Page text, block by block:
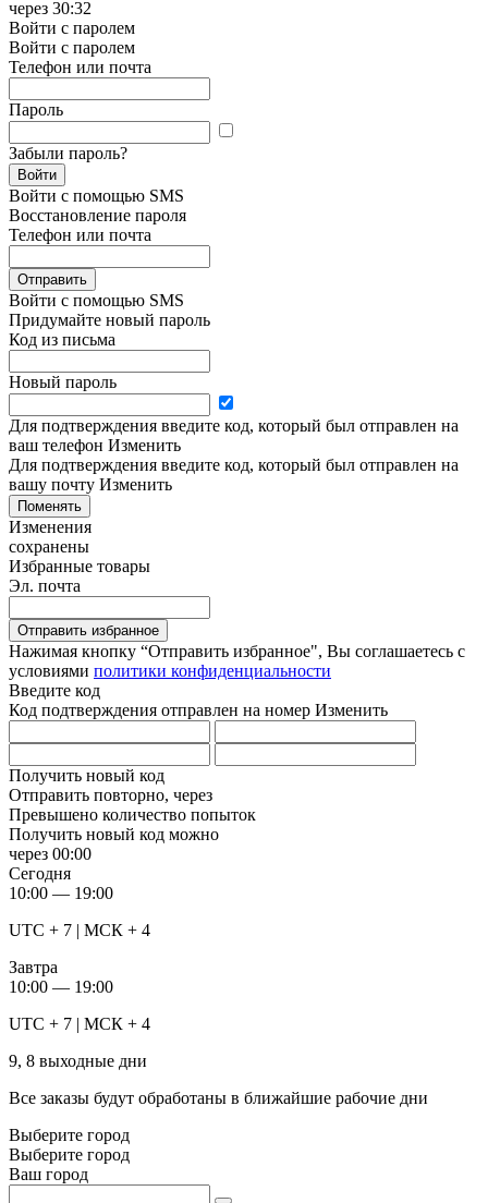
через 30:32
Войти с паролем
Войти с паролем
Телефон или почта
Пароль
Забыли пароль?
Войти
Войти с помощью SMS
Восстановление пароля
Телефон или почта
Отправить
Войти с помощью SMS
Придумайте новый пароль
Код из письма
Новый пароль
Для подтверждения введите код, который был отправлен на
ваш телефон Изменить
Для подтверждения введите код, который был отправлен на
вашу почту Изменить
Поменять
Изменения
сохранены
Избранные товары
Эл. почта
Отправить избранное
Нажимая кнопку “Отправить избранное", Вы соглашаетесь c
условиями политики конфиденциальности
Введите код
Код подтверждения отправлен на номер Изменить
Получить новый код
Отправить повторно, через
Превышено количество попыток
Получить новый код можно
через 00:00
Сегодня
10:00 — 19:00
UTC + 7 | МСК + 4
Завтра
10:00 — 19:00
UTC + 7 | МСК + 4
9, 8 выходные дни
Все заказы будут обработаны в ближайшие рабочие дни
Выберите город
Выберите город
Ваш город